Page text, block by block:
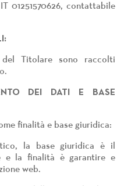
01251570626, contattabile
Titolare sono raccolti
DEI DATI E BASE
finalità e base giuridica:
la base giuridica è il
e la finalità è garantire e
web.